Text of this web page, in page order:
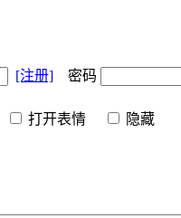
[注册] 密码
打开表情 隐